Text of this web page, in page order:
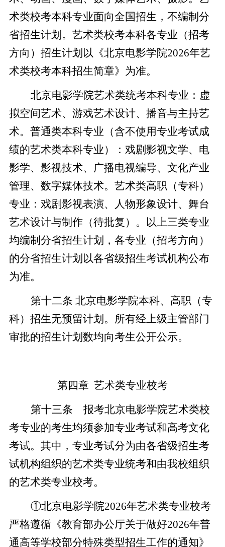
术类校考本科专业面向全国招生，不编制分
省招生计划。艺术类校考本科各专业（招考
方向）招生计划以 《北京电影学院2026年艺
术类校考本科招生简章》为准。
北京电影学院艺术类统考本科专业：虚
拟空间艺术、游戏艺术设计、播音与主持艺
术。普通类本科专业（含不使用专业考试成
绩的艺术类本科专业）：戏剧影视文学、电
影学、影视技术、广播电视编导、文化产业
管理、数字媒体技术。艺术类高职（专科）
专业：戏剧影视表演、人物形象设计、舞台
艺术设计与制作（待批复）。以上三类专业
均编制分省招生计划，各专业（招考方向）
的分省招生计划以各省级招生考试机构公布
为准。
第十二条 北京电影学院本科、高职（专
科）招生无预留计划。所有经上级主管部门
审批的招生计划数均向考生公开公示。
第四章 艺术类专业校考
第十三条 报考北京电影学院艺术类校
考专业的考生均须参加专业考试和高考文化
考试。其中，专业考试分为由各省级招生考
试机构组织的艺术类专业统考和由我校组织
的艺术类专业校考。
①北京电影学院2026年艺术类专业校考
严格遵循《教育部办公厅关于做好2026年普
通高等学校部分特殊类型招生工作的通知》